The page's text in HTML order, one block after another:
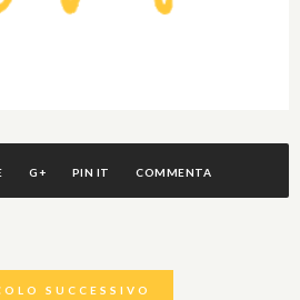
G+ PIN IT COMMENTA
SUCCESSIVO